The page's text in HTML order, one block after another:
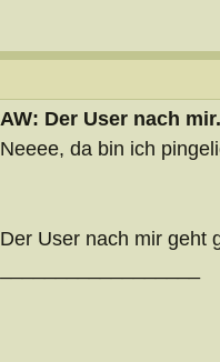
AW: Der User nach
Neeee, da bin ich
Der User nach mir geht